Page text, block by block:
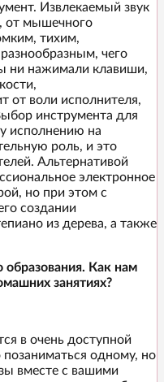
Извлекаемый звук
от мышечного
тихим,
чего
ни нажимали клавиши,
от воли исполнителя,
инструмента для
исполнению на
роль, и это
Альтернативой
электронное
но при этом с
создании
из дерева, а также
образования. Как нам
занятиях?
в очень доступной
одному, но
вместе с вашими